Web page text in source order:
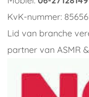
KvK-nummer:
Lid van branche
partner van ASMR